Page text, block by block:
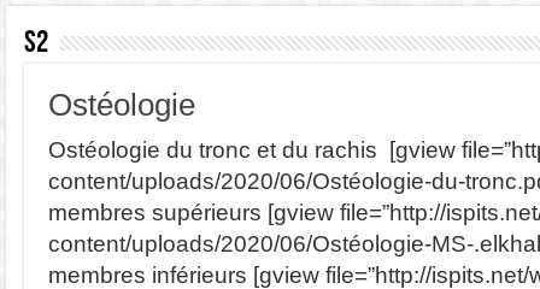
S2
Ostéologie
Ostéologie du tronc et du rachis [gview
content/uploads/2020/06/Ostéologie-du-
membres supérieurs [gview file=”http://
content/uploads/2020/06/Ostéologie-MS-
membres inférieurs [gview file=”http://ispits.net/